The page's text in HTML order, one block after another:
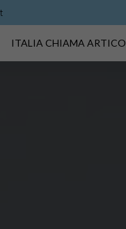
ITALIA CHIAMA ARTICO